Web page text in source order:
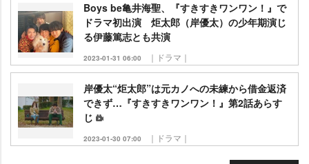
Boys be亀井海聖、『すきすきワンワン！』で
ドラマ初出演 炬太郎（岸優太）の少年期演じ
る伊藤篤志とも共演
2023-01-31 06:00 ｜ドラマ｜
岸優太“炬太郎”は元カノへの未練から借金返済
できず…『すきすきワンワン！』第2話あらす
じ
2023-01-30 07:00 ｜ドラマ｜